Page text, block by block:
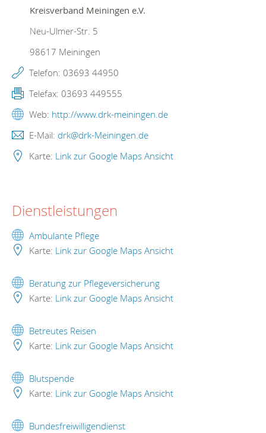
Kreisverband Meiningen e.V.
Neu-Ulmer-Str. 5
98617 Meiningen
Telefon: 03693 44950
Telefax: 03693 449555
Web: http://www.drk-meiningen.de
E-Mail: drk@drk-Meiningen.de
Karte: Link zur Google Maps Ansicht
Dienstleistungen
Ambulante Pflege
Karte: Link zur Google Maps Ansicht
Beratung zur Pflegeversicherung
Karte: Link zur Google Maps Ansicht
Betreutes Reisen
Karte: Link zur Google Maps Ansicht
Blutspende
Karte: Link zur Google Maps Ansicht
Bundesfreiwilligendienst